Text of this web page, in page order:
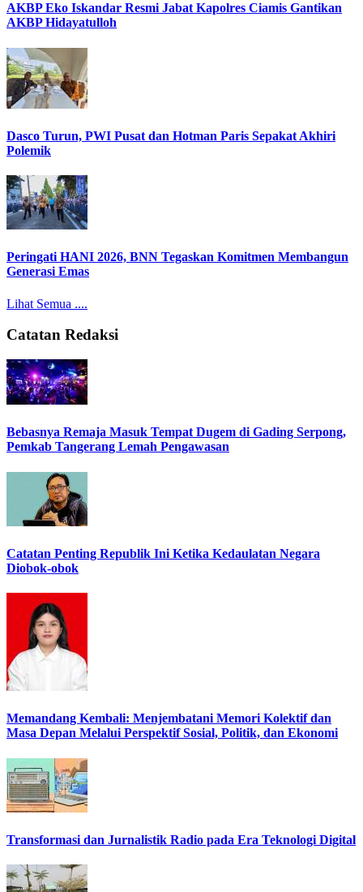
AKBP Eko Iskandar Resmi Jabat Kapolres Ciamis Gantikan
AKBP Hidayatulloh
Dasco Turun, PWI Pusat dan Hotman Paris Sepakat Akhiri
Polemik
Peringati HANI 2026, BNN Tegaskan Komitmen Membangun
Generasi Emas
Lihat Semua ....
Catatan Redaksi
Bebasnya Remaja Masuk Tempat Dugem di Gading Serpong,
Pemkab Tangerang Lemah Pengawasan
Catatan Penting Republik Ini Ketika Kedaulatan Negara
Diobok-obok
Memandang Kembali: Menjembatani Memori Kolektif dan
Masa Depan Melalui Perspektif Sosial, Politik, dan Ekonomi
Transformasi dan Jurnalistik Radio pada Era Teknologi Digital